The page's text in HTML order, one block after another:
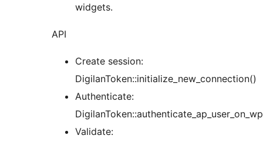
widgets.
API
Create session:
DigilanToken::initialize_new_connection()
Authenticate:
Validate: